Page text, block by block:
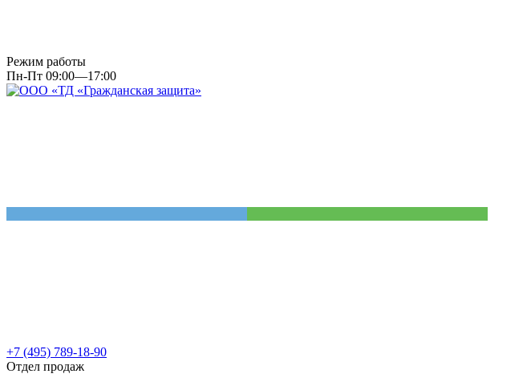
Режим работы
Пн-Пт 09:00—17:00
+7 (495) 789-18-90
Отдел продаж